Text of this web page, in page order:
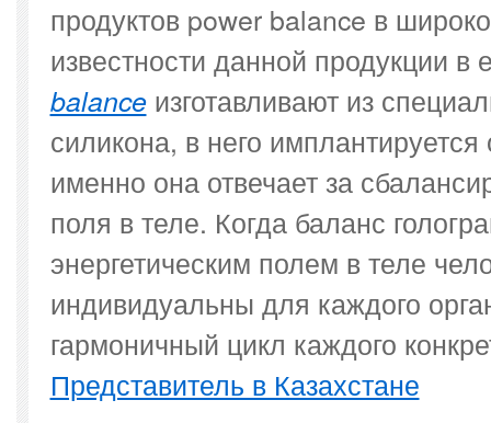
продуктов power balance в
известности данной продукции в
balanceизготавливают из
силикона, в него
именно она отвечает за
поля в теле. Когда баланс
энергетическим полем в теле
индивидуальны для каждого
гармоничный цикл каждого
Представитель в Казахстане